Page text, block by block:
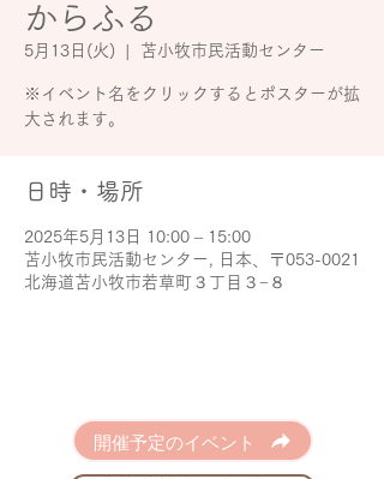
からふる
5月13日(火) 苫小牧市民活動センター
※イベント名をクリックするとポスターが拡
大されます。
日時・場所
2025年5月13日 10:00 – 15:00
苫小牧市民活動センター, 日本、〒053-0021
北海道苫小牧市若草町３丁目３−８
開催予定のイベント